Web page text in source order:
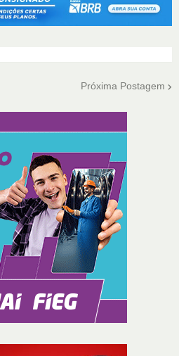
Próxima Postagem